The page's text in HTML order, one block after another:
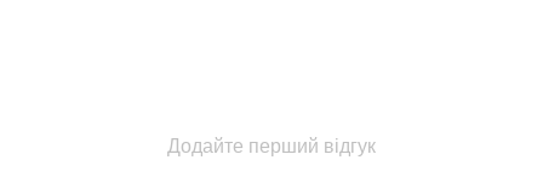
Додайте перший відгук